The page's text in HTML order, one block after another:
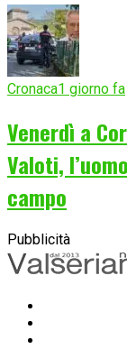
Cronaca1 giorno fa
Venerdì a
Valoti,
campo
Pubblicità